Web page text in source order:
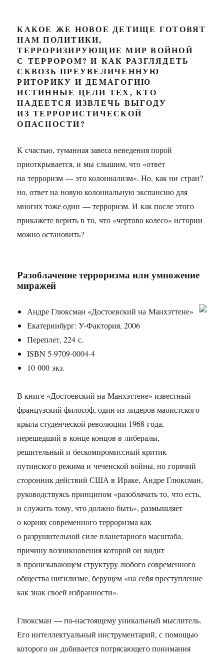
КАКОЕ ЖЕ НОВОЕ ДЕТИЩЕ ГОТОВЯТ
НАМ ПОЛИТИКИ,
ТЕРРОРИЗИРУЮЩИЕ МИР ВОЙНОЙ
С ТЕРРОРОМ? И КАК РАЗГЛЯДЕТЬ
СКВОЗЬ ПРЕУВЕЛИЧЕННУЮ
РИТОРИКУ И ДЕМАГОГИЮ
ИСТИННЫЕ ЦЕЛИ ТЕХ, КТО
НАДЕЕТСЯ ИЗВЛЕЧЬ ВЫГОДУ
ИЗ ТЕРРОРИСТИЧЕСКОЙ
ОПАСНОСТИ?
К счастью, туманная завеса неведения порой
приоткрывается, и мы слышим, что «ответ
на терроризм — это колониализм». Но, как ни стран?
но, ответ на новую колониальную экспансию для
многих тоже один — терроризм. И как после этого
прикажете верить в то, что «чертово колесо» истории
можно остановить?
Разоблачение терроризма или умножение
миражей
Андре Глюксман «Достоевский на Манхэттене»
Екатеринбург: У-Фактория, 2006
Переплет, 224 с.
ISBN 5-9709-0004-4
10 000 экз.
В книге «Достоевский на Манхэттене» известный
французский философ, один из лидеров маоистского
крыла студенческой революции 1968 года,
перешедший в конце концов в либералы,
решительный и бескомпромиссный критик
путинского режима и чеченской войны, но горячий
сторонник действий США в Ираке, Андре Глюксман,
руководствуясь принципом «разоблачать то, что есть,
и служить тому, что должно быть», размышляет
о корнях современного терроризма как
о разрушительной силе планетарного масштаба,
причину возникновения которой он видит
в пронизывающем структуру любого современного
общества нигилизме, берущем «на себя преступление
как знак своей избранности».
Глюксман — по-настоящему уникальный мыслитель.
Его интеллектуальный инструментарий, с помощью
которого он добивается потрясающего понимания